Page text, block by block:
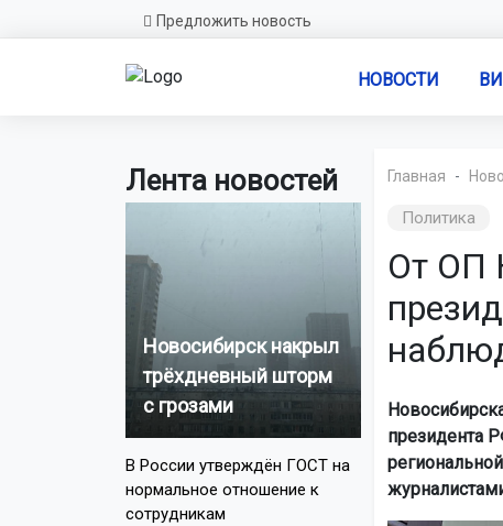
Предложить новость
НОВОСТИ
Лента новостей
Новосибирск накрыл
трёхдневный шторм
с грозами
В России утверждён ГОСТ на
нормальное отношение к
сотрудникам
Главная
Политика
От ОП
президента